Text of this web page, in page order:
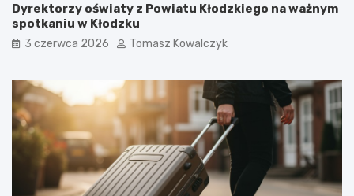
Dyrektorzy oświaty z Powiatu Kłodzkiego na ważnym
spotkaniu w Kłodzku
3 czerwca 2026 Tomasz Kowalczyk